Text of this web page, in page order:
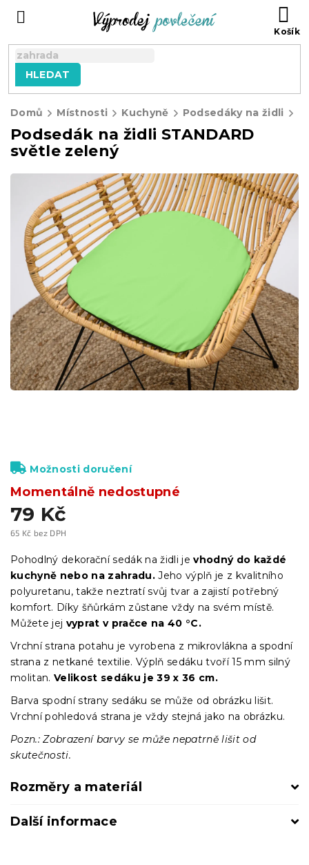
HLEDAT
Domů Místnosti Kuchyně Podsedáky na židli
Podsedák na židli STANDARD
světle zelený
79 Kč
65 Kč bez DPH
cena:
Momentálně nedostupné
Možnosti doručení
Pohodlný dekorační sedák na židli jevhodný do každé
kuchyně nebo na zahradu. Jeho výplň je z kvalitního
polyuretanu, takže neztratí svůj tvar a zajistí potřebný
komfort. Díky šňůrkám zůstane vždy na svém místě.
Můžete jej vyprat v pračce na 40 °C.
Vrchní strana potahu je vyrobena z mikrovlákna a spodní
strana z netkané textilie. Výplň sedáku tvoří 15 mm silný
molitan. Velikost sedáku je 39 x 36 cm.
Barva spodní strany sedáku se může od obrázku lišit.
Vrchní pohledová strana je vždy stejná jako na obrázku.
Pozn.: Zobrazení barvy se může nepatrně lišit od
skutečnosti.
Rozměry a materiál
Další informace